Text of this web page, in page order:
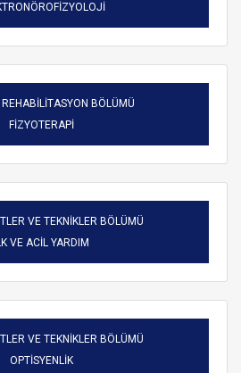
BÖLÜMÜ
FİZYOTERAPİ
VE TEKNİKLER BÖLÜMÜ
VE ACİL YARDIM
VE TEKNİKLER BÖLÜMÜ
OPTİSYENLİK